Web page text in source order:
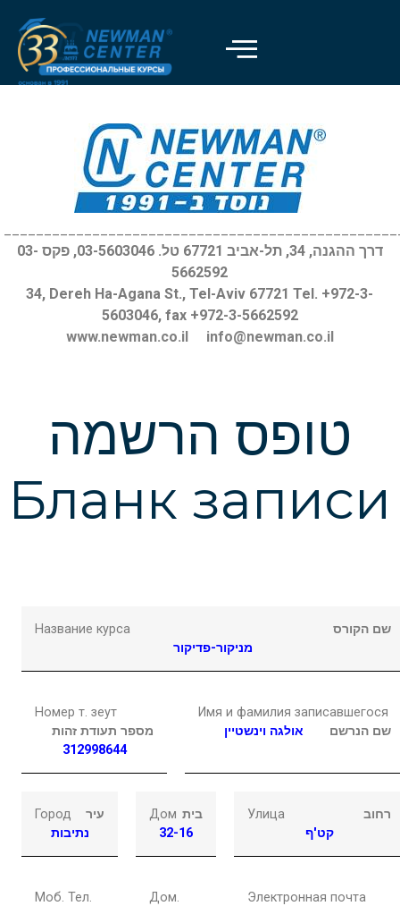
דרך ההגנה, 34, תל-אביב 67721 טל. 03-5603046, פקס 03-
5662592
34, Dereh Ha-Agana St., Tel-Aviv 67721 Tel. +972-3-
5603046, fax +972-3-5662592
www.newman.co.il
info@newman.co.il
טופס הרשמה
Бланк записи
Название курса
שם הקורס
מניקור-פדיקור
Номер т. зеут
מספר תעודת זהות
312998644
Имя и фамилия записавшегося
שם הנרשם
אולגה וינשטיין
Город
עיר
נתיבות
Дом בית
32-16
Улица
רחוב
קט'ף
Моб. Тел.
Дом.
Электронная почта
Выделить заголовки
Цвет фона
Уменьшить
remove_circle_outline Уменьшить шрифт
add_circle_outline Увеличить шрифт
Читабельный шрифт
Яркий контраст
font_download Выделить ссылки
настройки